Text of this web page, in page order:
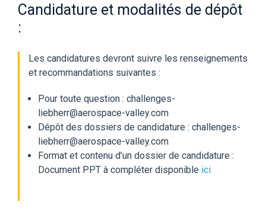
Candidature et modalités de dépôt
:
Les candidatures devront suivre les renseignements
et recommandations suivantes :
Pour toute question : challenges-
liebherr@aerospace-valley.com
Dépôt des dossiers de candidature : challenges-
liebherr@aerospace-valley.com
Format et contenu d’un dossier de candidature :
Document PPT à compléter disponible ici